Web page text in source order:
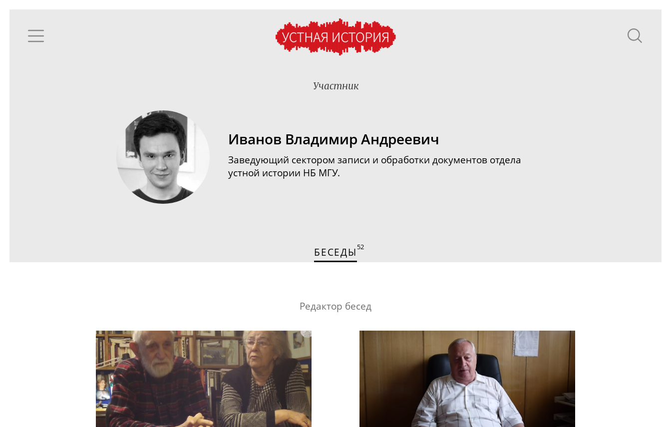
Участник
Иванов Владимир Андреевич
Заведующий сектором записи и обработки документов отдела
устной истории НБ МГУ.
БЕСЕДЫ 52
Редактор бесед